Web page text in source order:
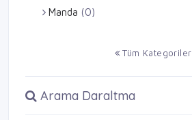
Manda (0)
Tüm Kategoriler
Arama Daraltma